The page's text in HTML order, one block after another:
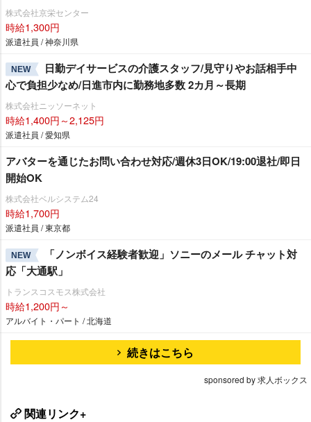
株式会社京栄センター
時給1,300円
派遣社員 / 神奈川県
NEW
日勤デイサービスの介護スタッフ/見守りやお話相手中
心で負担少なめ/日進市内に勤務地多数 2カ月～長期
株式会社ニッソーネット
時給1,400円～2,125円
派遣社員 / 愛知県
アバターを通じたお問い合わせ対応/週休3日OK/19:00退社/即日
開始OK
株式会社ベルシステム24
時給1,700円
派遣社員 / 東京都
NEW
「ノンボイス経験者歓迎」ソニーのメール チャット対
応「大通駅」
トランスコスモス株式会社
時給1,200円～
アルバイト・パート / 北海道
続きはこちら
sponsored by 求人ボックス
関連リンク+